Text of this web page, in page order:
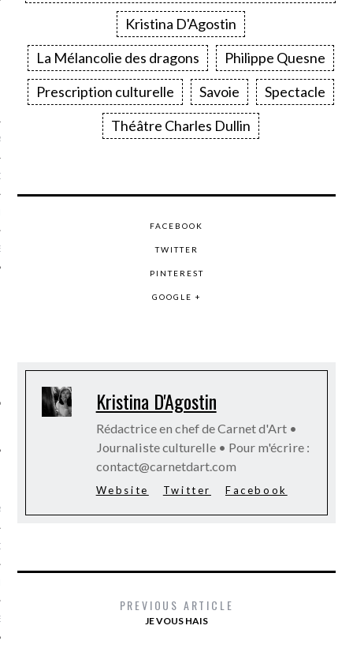
CARAVELLE
PODCAST
CARAVELLE
PODCAST
Kristina D'Agostin
La Mélancolie des dragons
Philippe Quesne
Prescription culturelle
Savoie
Spectacle
Théâtre Charles Dullin
FACEBOOK
TWITTER
PINTEREST
GOOGLE +
Kristina D'Agostin
Rédactrice en chef de Carnet d'Art •
Journaliste culturelle • Pour m'écrire :
contact@carnetdart.com
Website Twitter Facebook
PREVIOUS ARTICLE
JE VOUS HAIS